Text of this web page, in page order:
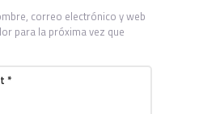
correo electrónico y web
para la próxima vez que